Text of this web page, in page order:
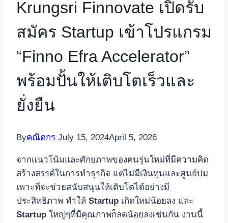
Krungsri Finnovate เปิดรับ
สมัคร Startup เข้าโปรแกรม
“Finno Efra Accelerator”
พร้อมปั้นให้เติบโตเร็วและ
ยั่งยืน
Byคณิตกร July 15, 2024April 5, 2026
จากแนวโน้มและศักยภาพของคนรุ่นใหม่ที่มีความคิด
สร้างสรรค์ในการทำธุรกิจ แต่ไม่มีเงินทุนและศูนย์บ่ม
เพาะที่จะช่วยสนับสนุนให้เติบโตได้อย่างมี
ประสิทธิภาพ ทำให้ Startup เกิดใหม่น้อยลง และ
Startup ใหญ่ๆที่มีคุณภาพก็ลดน้อยลงเช่นกัน งานนี้